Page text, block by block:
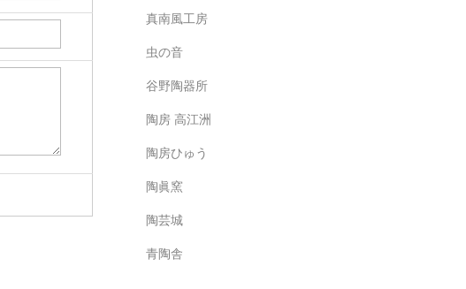
真南風工房
虫の音
谷野陶器所
陶房 高江洲
陶房ひゅう
陶眞窯
陶芸城
青陶舎